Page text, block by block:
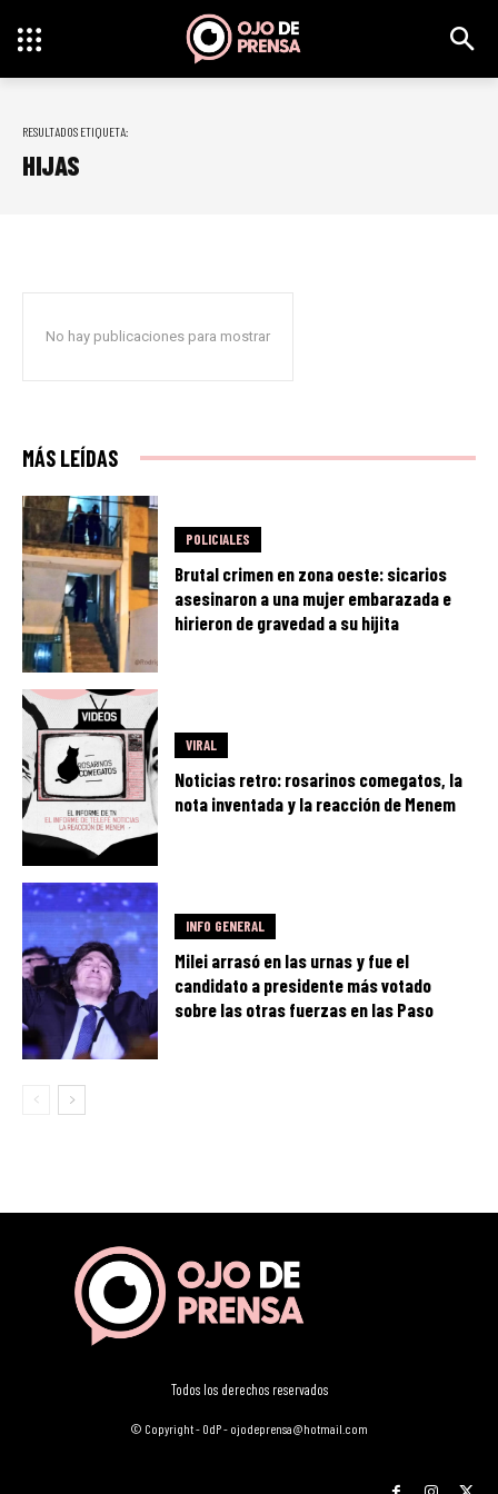
RESULTADOS ETIQUETA:
HIJAS
No hay publicaciones para mostrar
MÁS LEÍDAS
POLICIALES
Brutal crimen en zona oeste: sicarios
asesinaron a una mujer embarazada e
hirieron de gravedad a su hijita
VIRAL
Noticias retro: rosarinos comegatos, la
nota inventada y la reacción de Menem
INFO GENERAL
Milei arrasó en las urnas y fue el
candidato a presidente más votado
sobre las otras fuerzas en las Paso
Todos los derechos reservados
© Copyright - OdP - ojodeprensa@hotmail.com